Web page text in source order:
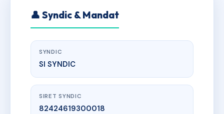
👤 Syndic & Mandat
SYNDIC
SI SYNDIC
SIRET SYNDIC
82424619300018